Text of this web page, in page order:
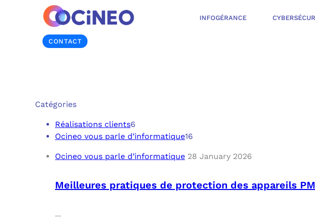
INFOGÉRANCE
CONTACT
Catégories
Réalisations clients6
Ocineo vous parle d’informatique16
Ocineo vous parle d’informatique 28 January 2026
Meilleures pratiques de protection des appareils
...